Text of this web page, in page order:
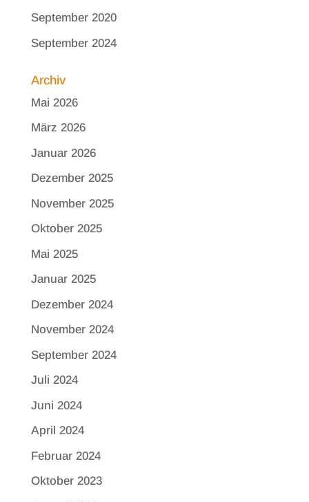
September 2020
September 2024
Archiv
Mai 2026
März 2026
Januar 2026
Dezember 2025
November 2025
Oktober 2025
Mai 2025
Januar 2025
Dezember 2024
November 2024
September 2024
Juli 2024
Juni 2024
April 2024
Februar 2024
Oktober 2023